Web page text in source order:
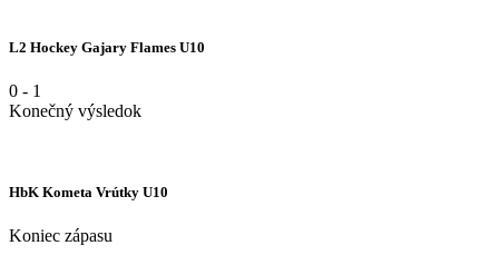
L2 Hockey Gajary Flames U10
0 - 1
Konečný výsledok
HbK Kometa Vrútky U10
Koniec zápasu